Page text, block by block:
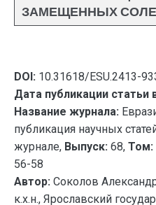
ЗАМЕЩЕННЫХ
DOI: 10.31618/ESU.2413-
Дата публикации статьи
Название журнала:
публикация научных
журнале, Выпуск: 68, Том:
56-58
Автор: Соколов
к.х.н., Ярославский